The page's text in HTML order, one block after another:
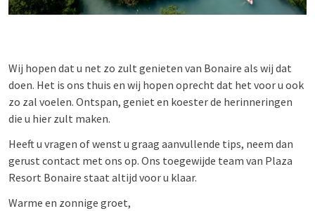
Wij hopen dat u net zo zult genieten van Bonaire als wij dat
doen. Het is ons thuis en wij hopen oprecht dat het voor u ook
zo zal voelen. Ontspan, geniet en koester de herinneringen
die u hier zult maken.
Heeft u vragen of wenst u graag aanvullende tips, neem dan
gerust contact met ons op. Ons toegewijde team van Plaza
Resort Bonaire staat altijd voor u klaar.
Warme en zonnige groet,